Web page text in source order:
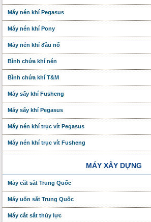
Máy nén khí Pegasus
Máy nén khí Pony
Máy nén khí đầu nổ
Bình chứa khí nén
Bình chứa khí T&M
Máy sấy khí Fusheng
Máy sấy khí Pegasus
Máy nén khí trục vít Pegasus
Máy nén khí trục vít Fusheng
MÁY XÂY DỰNG
Máy cắt sắt Trung Quốc
Máy uốn sắt Trung Quốc
Máy cắt sắt thủy lực